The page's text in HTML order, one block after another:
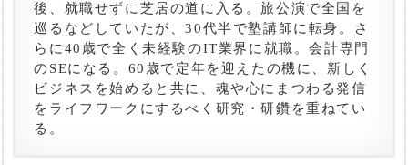
後、就職せずに芝居の道に入る。旅公演で全国を
巡るなどしていたが、30代半で塾講師に転身。さ
らに40歳で全く未経験のIT業界に就職。会計専門
のSEになる。60歳で定年を迎えたの機に、新しく
ビジネスを始めると共に、魂や心にまつわる発信
をライフワークにするべく研究・研鑽を重ねてい
る。